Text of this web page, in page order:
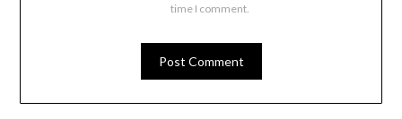
time I comment.